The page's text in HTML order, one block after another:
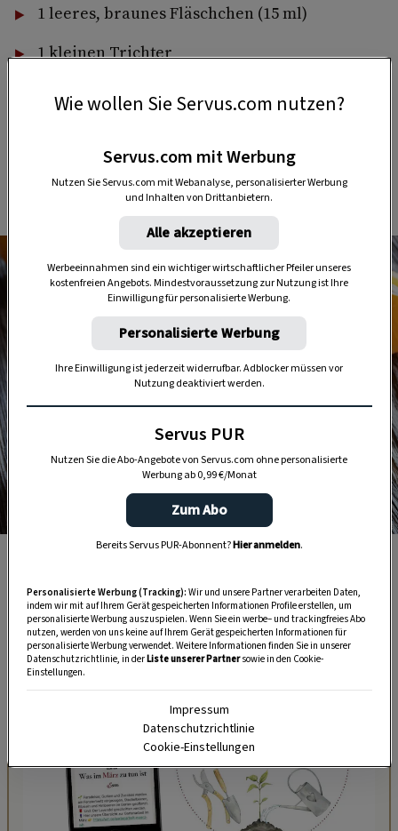
1 leeres, braunes Fläschchen (15 ml)
1 kleinen Trichter
je 8 Tropfen ätherisches Mandarinen-,
Narzissen (alternativ Rosenholz-) und Neroliöl
6 Tropfen ätherisches Geraniumöl
10 ml Weingeist
Foto: Getty Images
Wie wollen Sie Servus.com nutzen?
Servus.com mit Werbung
Nutzen Sie Servus.com mit Webanalyse, personalisierter Werbung
und Inhalten von Drittanbietern.
Alle akzeptieren
Werbeeinnahmen sind ein wichtiger wirtschaftlicher Pfeiler unseres
kostenfreien Angebots. Mindestvoraussetzung zur Nutzung ist Ihre
Einwilligung für personalisierte Werbung.
Personalisierte Werbung
Ihre Einwilligung ist jederzeit widerrufbar. Adblocker müssen vor
Nutzung deaktiviert werden.
Servus PUR
Nutzen Sie die Abo-Angebote von Servus.com ohne personalisierte
Werbung ab 0,99 €/Monat
Zum Abo
Bereits Servus PUR-Abonnent?Hier anmelden.
Personalisierte Werbung (Tracking): Wir und unsere Partner verarbeiten Daten,
indem wir mit auf Ihrem Gerät gespeicherten Informationen Profile erstellen, um
personalisierte Werbung auszuspielen. Wenn Sie ein werbe– und trackingfreies Abo
nutzen, werden von uns keine auf Ihrem Gerät gespeicherten Informationen für
personalisierte Werbung verwendet. Weitere Informationen finden Sie in unserer
Datenschutzrichtlinie, in derListe unserer Partnersowie in den Cookie-
Einstellungen.
Impressum
Datenschutzrichtlinie
Cookie-Einstellungen